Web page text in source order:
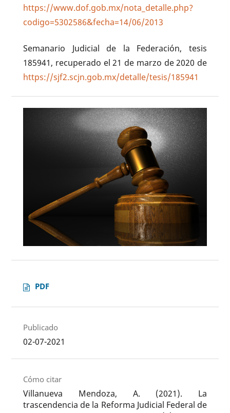
https://www.dof.gob.mx/nota_detalle.php?
codigo=5302586&fecha=14/06/2013
Semanario Judicial de la Federación, tesis
185941, recuperado el 21 de marzo de 2020 de
https://sjf2.scjn.gob.mx/detalle/tesis/185941
PDF
Publicado
02-07-2021
Cómo citar
Villanueva Mendoza, A. (2021). La
trascendencia de la Reforma Judicial Federal de